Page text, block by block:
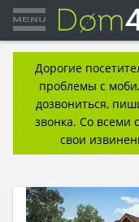
Дорогие
проблемы с
дозвониться,
звонка. Со всеми
свои